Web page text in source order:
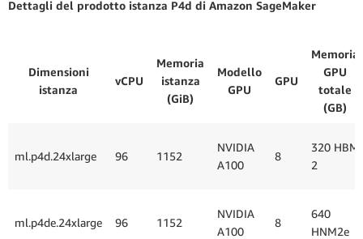
Dettagli del prodotto istanza P4d di Amazon SageMaker
Dimensioni
istanza
vCPU
Memoria
istanza
(GiB)
Modello
GPU
GPU
Memoria
GPU
totale
(GB)
ml.p4d.24xlarge 96 1152
NVIDIA
A100
8
320 HBM
2
ml.p4de.24xlarge 96 1152
NVIDIA
A100
8
640
HNM2e